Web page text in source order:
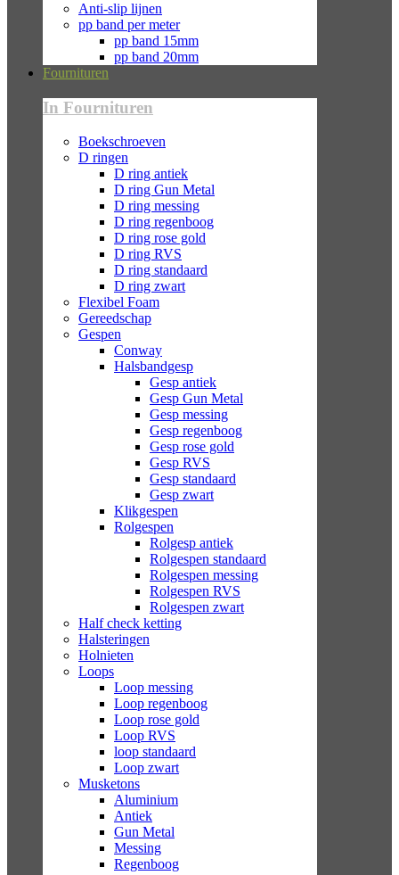
Anti-slip lijnen
pp band per meter
pp band 15mm
pp band 20mm
Fournituren
In Fournituren
Boekschroeven
D ringen
D ring antiek
D ring Gun Metal
D ring messing
D ring regenboog
D ring rose gold
D ring RVS
D ring standaard
D ring zwart
Flexibel Foam
Gereedschap
Gespen
Conway
Halsbandgesp
Gesp antiek
Gesp Gun Metal
Gesp messing
Gesp regenboog
Gesp rose gold
Gesp RVS
Gesp standaard
Gesp zwart
Klikgespen
Rolgespen
Rolgesp antiek
Rolgespen standaard
Rolgespen messing
Rolgespen RVS
Rolgespen zwart
Half check ketting
Halsteringen
Holnieten
Loops
Loop messing
Loop regenboog
Loop rose gold
Loop RVS
loop standaard
Loop zwart
Musketons
Aluminium
Antiek
Gun Metal
Messing
Regenboog